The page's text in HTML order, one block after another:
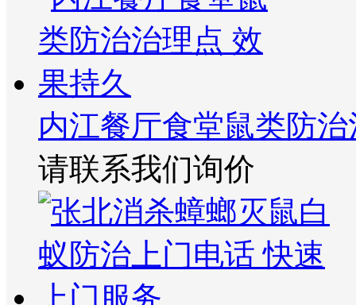
内江餐厅食堂鼠类防
请联系我们询价